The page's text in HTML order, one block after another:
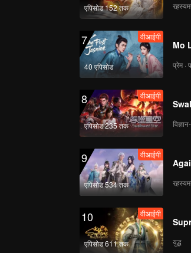
एपिसोड 152 तक
7
40 एपिसोड
वीआईपी
Mo
प्रेम ·
8
एपिसोड 235 तक
वीआईपी
9
एपिसोड 534 तक
वीआईपी
10
एपिसोड 611 तक
वीआईपी
युद्ध